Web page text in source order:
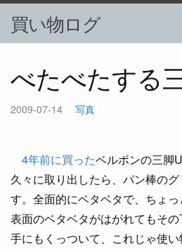
買い物ログ
べたべたする
2009-07-14 写真
4年前に買ったベルボンの三脚
久々に取り出したら、パン棒の
す。全面的にベタベタで、ちょっ
表面のベタベタがはがれてもその
手にもくっついて、これじゃ使い